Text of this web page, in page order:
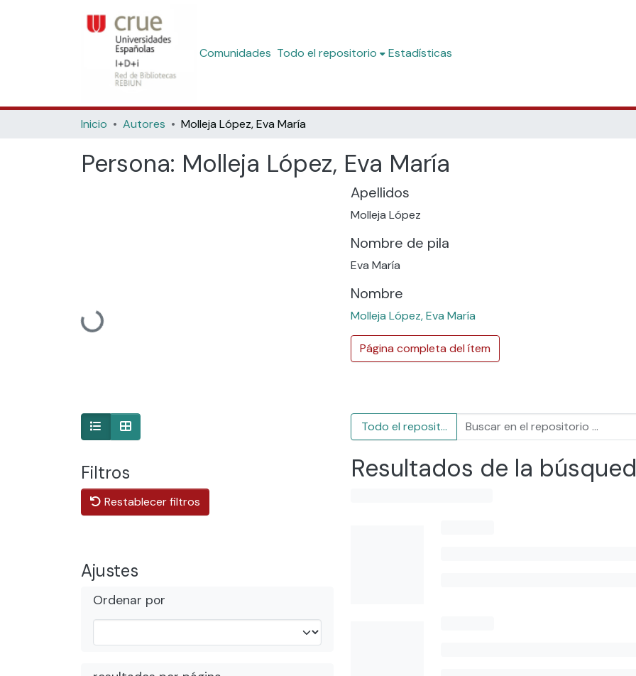
Comunidades Todo el repositorio Estadísticas
Inicio Autores Molleja López, Eva María
Persona: Molleja López, Eva María
Cargando...
Apellidos
Molleja López
Nombre de pila
Eva María
Nombre
Molleja López, Eva María
Página completa del ítem
Filtros
Restablecer filtros
Ajustes
Ordenar por
Todo el repositorio
Resultados de la